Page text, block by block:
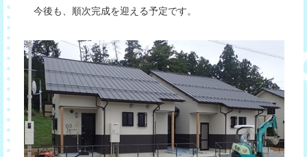
今後も、順次完成を迎える予定です。